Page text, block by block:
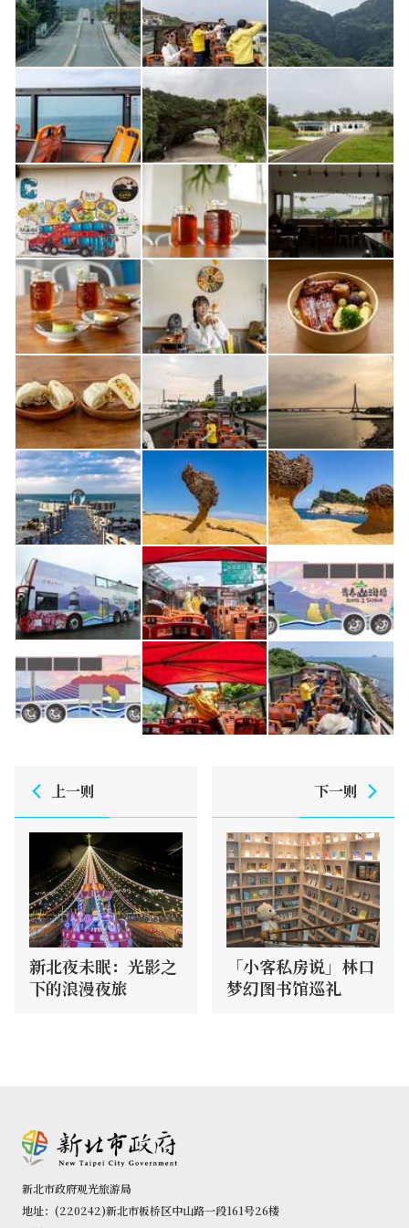
上一则
新北夜未眠：光影之
下的浪漫夜旅
下一则
「小客私房说」林口
梦幻图书馆巡礼
新北市政府观光旅游局
地址：(220242)新北市板桥区中山路一段161号26楼